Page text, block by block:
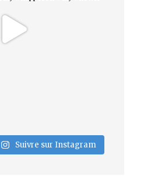
Suivre sur Instagram